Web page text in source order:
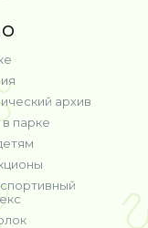
архив
парке